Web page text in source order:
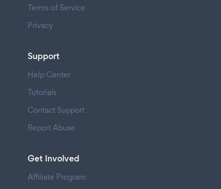
Terms of Service
Privacy
Support
Help Center
Tutorials
Contact Support
Report Abuse
Get Involved
Affiliate Program